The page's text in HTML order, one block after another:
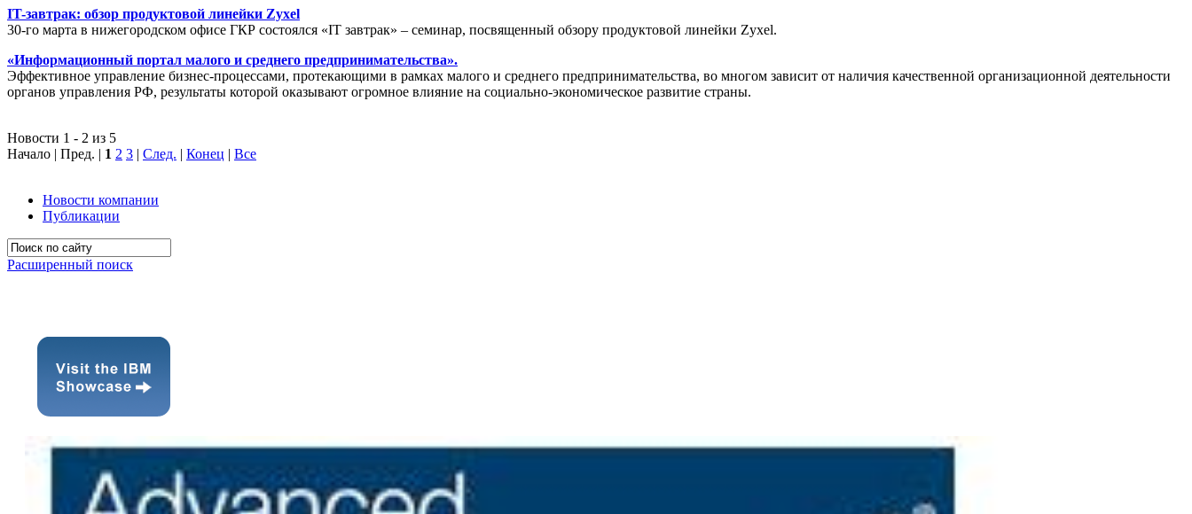
IT-завтрак: обзор продуктовой линейки Zyxel
30-го марта в нижегородском офисе ГКР состоялся «IT завтрак» – семинар, посвященный обзору продуктовой линейки Zyxel.
«Информационный портал малого и среднего предпринимательства».
Эффективное управление бизнес-процессами, протекающими в рамках малого и среднего предпринимательства, во многом зависит от наличия качественной организационной деятельности
органов управления РФ, результаты которой оказывают огромное влияние на социально-экономическое развитие страны.
Новости 1 - 2 из 5
Начало | Пред. | 1 2 3 | След. | Конец | Все
Новости компании
Публикации
Расширенный поиск